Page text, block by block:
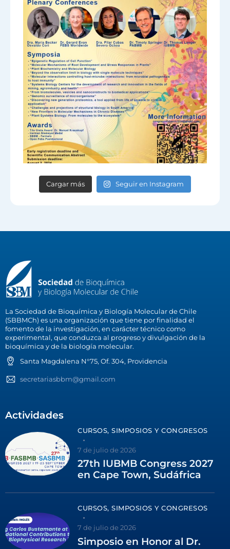
Cargar más Seguir en Instagram
La Sociedad de Bioquímica y Biología Molecular de Chile
(SBBMCh) es una organización que tiene por finalidad el
fomento de la investigación, en carácter técnico como
experimental, que conduzca al progreso y divulgación de la
bioquímica y de la biología molecular.
Santa Magdalena N°75, Of. 304, Providencia
secretariasbbm@gmail.com
Actividades
CURSOS, SIMPOSIOS Y CONGRESOS
7 de julio de 2026
27th IUBMB Congress 2027
en Cape Town, Sudáfrica
CURSOS, SIMPOSIOS Y CONGRESOS
7 de julio de 2026
Simposio en Honor al Dr.